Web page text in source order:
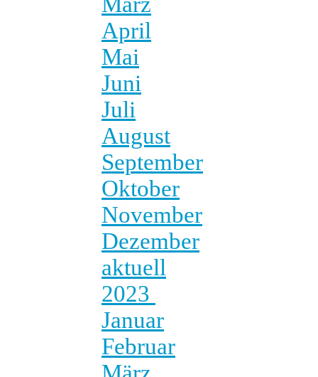
April
Mai
Juni
Juli
August
September
Oktober
November
Dezember
aktuell
2023
Januar
Februar